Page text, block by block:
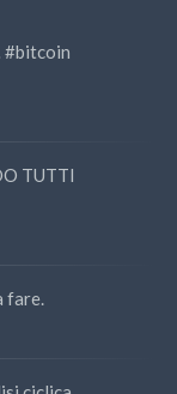
#bitcoin
TUTTI
fare.